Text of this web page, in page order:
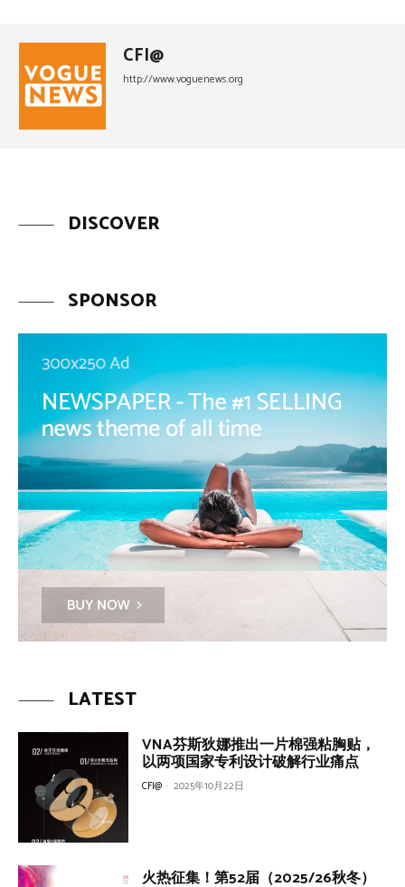
CFI@
http://www.voguenews.org
DISCOVER
SPONSOR
LATEST
VNA芬斯狄娜推出一片棉强粘胸贴，
以两项国家专利设计破解行业痛点
CFI@ - 2025年10月22日
火热征集！第52届（2025/26秋冬）